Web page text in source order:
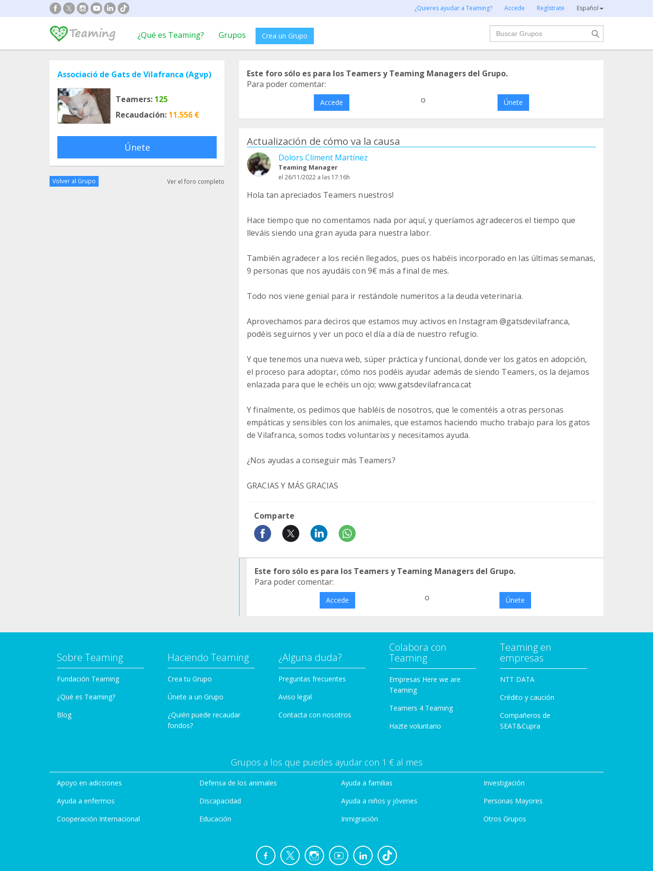
¿Quieres ayudar a Teaming? Accede Regístrate Español
¿Qué es Teaming? Grupos Crea un Grupo
Buscar
Associació de Gats de Vilafranca (Agvp)
Teamers: 125
Recaudación: 11.556 €
Únete
Volver al Grupo Ver el foro completo
Este foro sólo es para los Teamers y Teaming Managers del Grupo.
Para poder comentar:
Accede o Únete
Actualización de cómo va la causa
Dolors Climent Martínez
Teaming Manager
el 26/11/2022 a las 17:16h
Hola tan apreciados Teamers nuestros!
Hace tiempo que no comentamos nada por aquí, y queríamos agradeceros el tiempo que
lleváis siendo una gran ayuda para nuestra labor.
También agradecer a los recién llegados, pues os habéis incorporado en las últimas semanas,
9 personas que nos ayudáis con 9€ más a final de mes.
Todo nos viene genial para ir restándole numeritos a la deuda veterinaria.
Aprovechamos para deciros que estamos muy activos en Instagram @gatsdevilafranca,
podéis seguirnos y ver un poco el día a día de nuestro refugio.
Y que tenemos una nueva web, súper práctica y funcional, donde ver los gatos en adopción,
el proceso para adoptar, cómo nos podéis ayudar además de siendo Teamers, os la dejamos
enlazada para que le echéis un ojo; www.gatsdevilafranca.cat
Y finalmente, os pedimos que habléis de nosotros, que le comentéis a otras personas
empáticas y sensibles con los animales, que estamos haciendo mucho trabajo para los gatos
de Vilafranca, somos todxs voluntarixs y necesitamos ayuda.
¿Nos ayudas a conseguir más Teamers?
GRACIAS Y MÁS GRACIAS
Comparte
Este foro sólo es para los Teamers y Teaming Managers del Grupo.
Para poder comentar:
Accede o Únete
Sobre Teaming
Fundación Teaming
¿Qué es Teaming?
Blog
Haciendo Teaming
Crea tu Grupo
Únete a un Grupo
¿Quién puede recaudar
fondos?
¿Alguna duda?
Preguntas frecuentes
Aviso legal
Contacta con nosotros
Colabora con
Teaming
Empresas Here we are
Teaming
Teamers 4 Teaming
Hazte voluntario
Teaming en
empresas
NTT DATA
Crédito y caución
Compañeros de
SEAT&Cupra
Grupos a los que puedes ayudar con 1 € al mes
Apoyo en adicciones
Ayuda a enfermos
Cooperación Internacional
Defensa de los animales
Discapacidad
Educación
Ayuda a familias
Ayuda a niños y jóvenes
Inmigración
Investigación
Personas Mayores
Otros Grupos